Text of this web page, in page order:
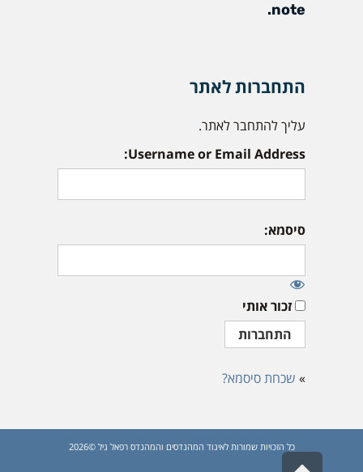
note.
התחברות לאתר
עליך להתחבר לאתר.
Username or Email Address:
סיסמא:
זכור אותי
» שכחת סיסמא?
כל הזכויות שמורות לאיגוד המהנדסים והמהנדס רפאל גיל ©2026